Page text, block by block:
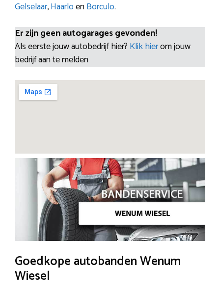
Gelselaar,HaarloenBorculo.
Er zijn geen autogarages gevonden!
Als eerste jouw autobedrijf hier? Klik hierom jouw
bedrijf aan te melden
Goedkope autobanden Wenum
Wiesel